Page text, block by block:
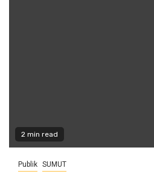
2 min read
Publik SUMUT